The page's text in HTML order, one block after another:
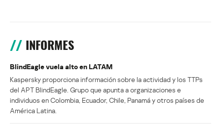
INFORMES
BlindEagle vuela alto en LATAM
Kaspersky proporciona información sobre la actividad y los TTPs
del APT BlindEagle. Grupo que apunta a organizaciones e
individuos en Colombia, Ecuador, Chile, Panamá y otros países de
América Latina.